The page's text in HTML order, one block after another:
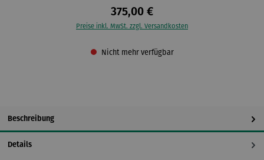
375,00 €
Preise inkl. MwSt. zzgl. Versandkosten
Nicht mehr verfügbar
Beschreibung
Details